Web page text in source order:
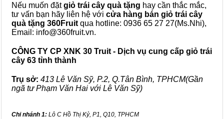
Nếu muốn đặtgiỏ trái cây quà tặng hay cần thắc mắc,
tư vấn bạn hãy liên hệ với cửa hàng bán giỏ trái cây
quà tặng 360Fruit qua hotline: 0936 65 27 27(Ms.Nhi),
Email: info@360fruit.vn.
CÔNG TY CP XNK 30 Truit - Dịch vụ cung cấp giỏ trái
cây 63 tỉnh thành
Trụ sở: 413 Lê Văn Sỹ, P.2, Q.Tân Bình, TPHCM(Gần
ngã tư Phạm Văn Hai với Lê Văn Sỹ)
Chi nhánh 1: Lô C Hồ Thị Kỷ, P1, Q10, TPHCM